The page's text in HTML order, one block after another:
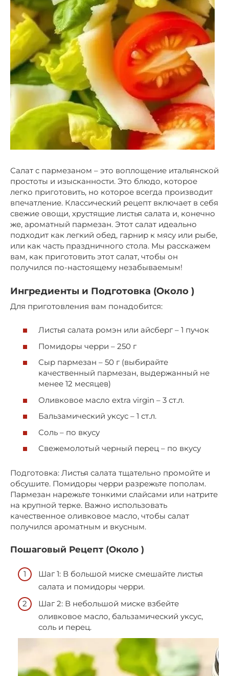
Салат с пармезаном – это воплощение итальянской
простоты и изысканности. Это блюдо, которое
легко приготовить, но которое всегда производит
впечатление. Классический рецепт включает в себя
свежие овощи, хрустящие листья салата и, конечно
же, ароматный пармезан. Этот салат идеально
подходит как легкий обед, гарнир к мясу или рыбе,
или как часть праздничного стола. Мы расскажем
вам, как приготовить этот салат, чтобы он
получился по-настоящему незабываемым!
Ингредиенты и Подготовка (Около )
Для приготовления вам понадобится:
Листья салата ромэн или айсберг – 1 пучок
Помидоры черри – 250 г
Сыр пармезан – 50 г (выбирайте
качественный пармезан, выдержанный не
менее 12 месяцев)
Оливковое масло extra virgin – 3 ст.л.
Бальзамический уксус – 1 ст.л.
Соль – по вкусу
Свежемолотый черный перец – по вкусу
Подготовка: Листья салата тщательно промойте и
обсушите. Помидоры черри разрежьте пополам.
Пармезан нарежьте тонкими слайсами или натрите
на крупной терке. Важно использовать
качественное оливковое масло, чтобы салат
получился ароматным и вкусным.
Пошаговый Рецепт (Около )
Шаг 1: В большой миске смешайте листья
салата и помидоры черри.
Шаг 2: В небольшой миске взбейте
оливковое масло, бальзамический уксус,
соль и перец.